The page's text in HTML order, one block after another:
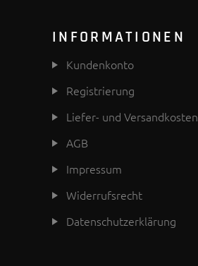
INFORMATIONEN
Kundenkonto
Registrierung
Liefer- und Versandkosten
AGB
Impressum
Widerrufsrecht
Datenschutzerklärung